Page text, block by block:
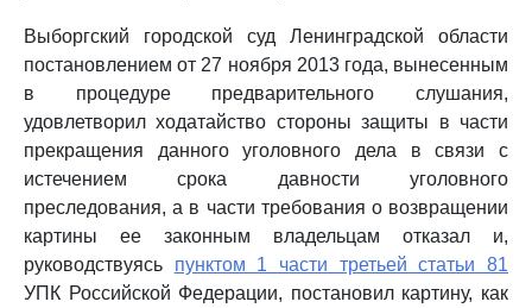
Выборгский городской суд Ленинградской области
постановлением от 27 ноября 2013 года, вынесенным
в процедуре предварительного слушания,
удовлетворил ходатайство стороны защиты в части
прекращения данного уголовного дела в связи с
истечением срока давности уголовного
преследования, а в части требования о возвращении
картины ее законным владельцам отказал и,
руководствуясь пунктом 1 части третьей статьи 81
УПК Российской Федерации, постановил картину, как